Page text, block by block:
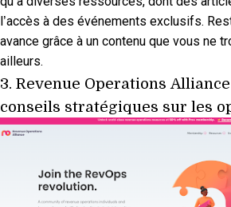
l’accès à des événements exclusifs.
avance grâce à un contenu que vous ne
ailleurs.
3. Revenue Operations Alliance
conseils stratégiques sur les